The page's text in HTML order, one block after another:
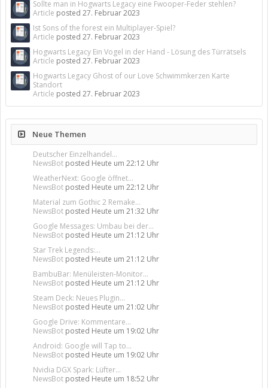
Sollte man in Hogwarts Legacy eine Fwooper-Feder stehlen?
Article posted 27. Februar 2023
Ist Sons of the forest ein Multiplayer-Spiel?
Article posted 27. Februar 2023
Hogwarts Legacy Ein Vogel in der Hand - Lösung des Türrätsels
Article posted 27. Februar 2023
Hogwarts Legacy Ghost of our Love Schwimmkerzen Karte
Standort
Article posted 27. Februar 2023
Neue Themen
Deutscher Einzelhandel...
NewsBot posted Heute um 22:12 Uhr
WeatherNext: Google öffnet...
NewsBot posted Heute um 22:12 Uhr
Material zum Gothic 2 Remake...
NewsBot posted Heute um 21:32 Uhr
Google Messages: Umbau bei der...
NewsBot posted Heute um 21:12 Uhr
Star Trek Legends:...
NewsBot posted Heute um 21:12 Uhr
BambuBar: Menüleisten-Monitor...
NewsBot posted Heute um 21:12 Uhr
Steam Deck: Neues Plugin...
NewsBot posted Heute um 21:02 Uhr
Google Drive: Kommentare...
NewsBot posted Heute um 19:02 Uhr
Android: Google will Tap to...
NewsBot posted Heute um 19:02 Uhr
Nvidia DGX Spark: Lüfter...
NewsBot posted Heute um 18:52 Uhr